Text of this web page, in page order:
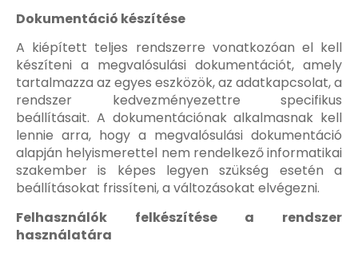
Dokumentáció készítése
A kiépített teljes rendszerre vonatkozóan el kell
készíteni a megvalósulási dokumentációt, amely
tartalmazza az egyes eszközök, az adatkapcsolat, a
rendszer kedvezményezettre specifikus
beállításait. A dokumentációnak alkalmasnak kell
lennie arra, hogy a megvalósulási dokumentáció
alapján helyismerettel nem rendelkező informatikai
szakember is képes legyen szükség esetén a
beállításokat frissíteni, a változásokat elvégezni.
Felhasználók felkészítése a rendszer
használatára